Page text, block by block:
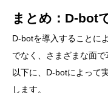
まとめ：D-bot
D-botを導入することに
でなく、さまざまな面で
以下に、D-botによって
します。